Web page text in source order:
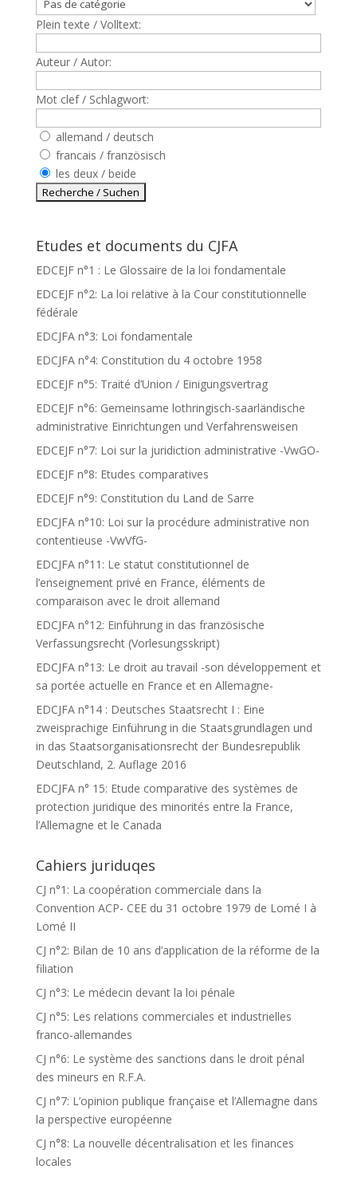
Plein texte / Volltext:
Auteur / Autor:
Mot clef / Schlagwort:
allemand / deutsch
francais / französisch
les deux / beide
Etudes et documents du CJFA
EDCEJF n°1 : Le Glossaire de la loi fondamentale
EDCEJF n°2: La loi relative à la Cour constitutionnelle
fédérale
EDCJFA n°3: Loi fondamentale
EDCJFA n°4: Constitution du 4 octobre 1958
EDCEJF n°5: Traité d’Union / Einigungsvertrag
EDCEJF n°6: Gemeinsame lothringisch-saarländische
administrative Einrichtungen und Verfahrensweisen
EDCEJF n°7: Loi sur la juridiction administrative -VwGO-
EDCEJF n°8: Etudes comparatives
EDCEJF n°9: Constitution du Land de Sarre
EDCJFA n°10: Loi sur la procédure administrative non
contentieuse -VwVfG-
EDCJFA n°11: Le statut constitutionnel de
l’enseignement privé en France, éléments de
comparaison avec le droit allemand
EDCJFA n°12: Einführung in das französische
Verfassungsrecht (Vorlesungsskript)
EDCJFA n°13: Le droit au travail -son développement et
sa portée actuelle en France et en Allemagne-
EDCJFA n°14 : Deutsches Staatsrecht I : Eine
zweisprachige Einführung in die Staatsgrundlagen und
in das Staatsorganisationsrecht der Bundesrepublik
Deutschland, 2. Auflage 2016
EDCJFA n° 15: Etude comparative des systèmes de
protection juridique des minorités entre la France,
l’Allemagne et le Canada
Cahiers juriduqes
CJ n°1: La coopération commerciale dans la
Convention ACP- CEE du 31 octobre 1979 de Lomé I à
Lomé II
CJ n°2: Bilan de 10 ans d’application de la réforme de la
filiation
CJ n°3: Le médecin devant la loi pénale
CJ n°5: Les relations commerciales et industrielles
franco-allemandes
CJ n°6: Le système des sanctions dans le droit pénal
des mineurs en R.F.A.
CJ n°7: L’opinion publique française et l’Allemagne dans
la perspective européenne
CJ n°8: La nouvelle décentralisation et les finances
locales